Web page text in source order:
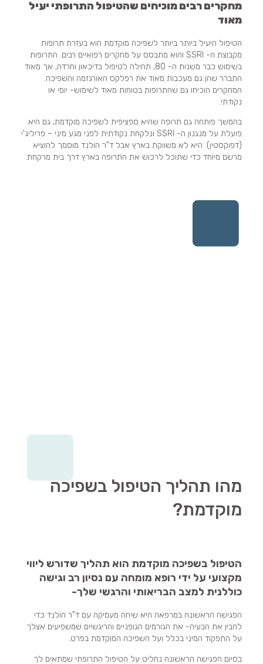
מחקרים רבים מוכיחים שהטיפול התרופתי יעיל
מאוד
הטיפול היעיל ביותר ביותר לשפיכה מוקדמת הוא בעזרת תרופות
מקבוצת ה- SSRI והוא מתבסס על מחקרים רפואיים רבים. התרופות
בשימוש כבר משנות ה- 80, תחילה לטיפול בדיכאון וחרדה, אך מאוד
התברר שהן גם מעכבות מאוד את רפלקס האורגזמה והשפיכה.
המחקרים הוכיחו גם שהתרופות בטוחות מאוד לשימוש- יומי או
נקודתי.
בהמשך פותחה גם תרופה שהיא ספציפית לשפיכה מוקדמת, גם היא
פועלת על מנגנון ה- SSRI ונלקחת נקודתית לפני מגע מיני – פריליג'י
(דפוקסטין). היא לא משווקת בארץ אבל ד"ר הולנד מוסמך להוציא
מרשם מיוחד כדי שתוכל לרכוש את התרופה בארץ דרך בית מרקחת.
מהו תהליך הטיפול בשפיכה
מוקדמת?
הטיפול בשפיכה מוקדמת הוא תהליך שדורש ליווי
מקצועי על ידי רופא מומחה עם נסיון רב וגישה
כוללנית למצב הבריאותי והרגשי שלך-
הפגישה הראשונה במרפאה היא שיחה מעמיקה עם ד"ר הולנד כדי
להבין את הבעיה- את הגורמים הגופניים והריגשיים שמשפיעים אצלך
על התפקוד המיני בכלל ועל השפיכה המוקדמת בפרט.
בסיום הפגישה הראשונה נחליט על הטיפול התרופתי שמתאים לך